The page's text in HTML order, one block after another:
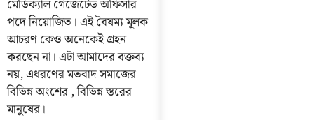
মেডিক্যাল গেজেটেড অফিসার
পদে নিয়োজিত। এই বৈষম্য মূলক
আচরণ কেও অনেকেই গ্রহন
করছেন না। এটা আমাদের বক্তব্য
নয়, এধরণের মতবাদ সমাজের
বিভিন্ন অংশের , বিভিন্ন স্তরের
মানুষের।